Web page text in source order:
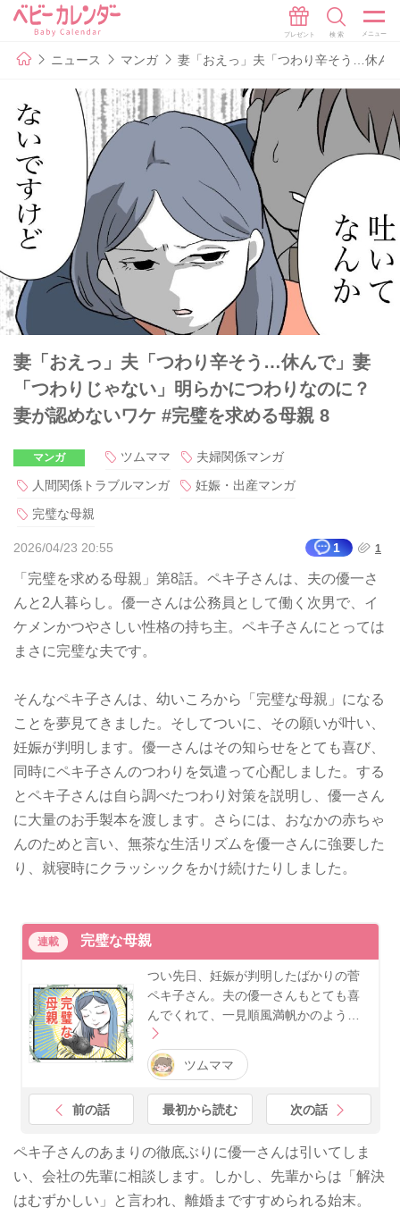
ニュース マンガ 妻「おえっ」夫「つわり辛そう…休ん
妻「おえっ」夫「つわり辛そう…休んで」妻
「つわりじゃない」明らかにつわりなのに？
妻が認めないワケ #完璧を求める母親 8
マンガ ツムママ
夫婦関係マンガ
人間関係トラブルマンガ
妊娠・出産マンガ
完璧な母親
2026/04/23 20:55 1 1
「完璧を求める母親」第8話。ペキ子さんは、夫の優一さ
んと2人暮らし。優一さんは公務員として働く次男で、イ
ケメンかつやさしい性格の持ち主。ペキ子さんにとっては
まさに完璧な夫です。
そんなペキ子さんは、幼いころから「完璧な母親」になる
ことを夢見てきました。そしてついに、その願いが叶い、
妊娠が判明します。優一さんはその知らせをとても喜び、
同時にペキ子さんのつわりを気遣って心配しました。する
とペキ子さんは自ら調べたつわり対策を説明し、優一さん
に大量のお手製本を渡します。さらには、おなかの赤ちゃ
んのためと言い、無茶な生活リズムを優一さんに強要した
り、就寝時にクラッシックをかけ続けたりしました。
連載 完璧な母親
つい先日、妊娠が判明したばかりの菅
ペキ子さん。夫の優一さんもとても喜
んでくれて、一見順風満帆かのよう…
ツムママ
前の話 最初から読む 次の話
ペキ子さんのあまりの徹底ぶりに優一さんは引いてしま
い、会社の先輩に相談します。しかし、先輩からは「解決
はむずかしい」と言われ、離婚まですすめられる始末。